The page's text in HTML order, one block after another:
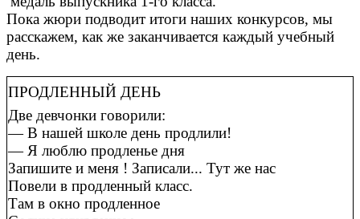
Пока жюри подводит итоги наших конкурсов, мы
расскажем, как же заканчивается каждый учебный
день.
ПРОДЛЕННЫЙ ДЕНЬ
Две девчонки говорили:
— В нашей школе день продлили!
— Я люблю продленье дня
Запишите и меня ! Записали... Тут же нас
Повели в продленный класс.
Там в окно продленное